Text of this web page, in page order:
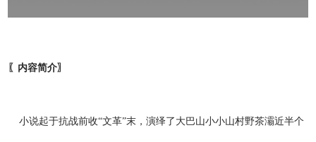
〖内容简介〗
小说起于抗战前收“文革”末，演绎了大巴山小小山村野茶灞近半个